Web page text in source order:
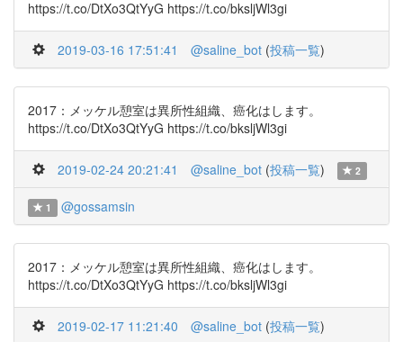
https://t.co/DtXo3QtYyG https://t.co/bksljWl3gi
2019-03-16 17:51:41 @saline_bot (投稿一覧)
2017：メッケル憩室は異所性組織、癌化はします。
https://t.co/DtXo3QtYyG https://t.co/bksljWl3gi
2019-02-24 20:21:41 @saline_bot (投稿一覧) 2
1 @gossamsin
2017：メッケル憩室は異所性組織、癌化はします。
https://t.co/DtXo3QtYyG https://t.co/bksljWl3gi
2019-02-17 11:21:40 @saline_bot (投稿一覧)